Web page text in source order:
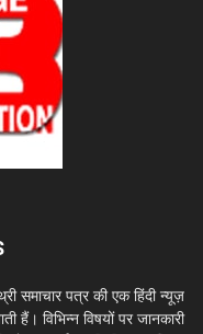
पत्र की एक हिंदी न्यूज़
हैं। विभिन्न विषयों पर जानकारी